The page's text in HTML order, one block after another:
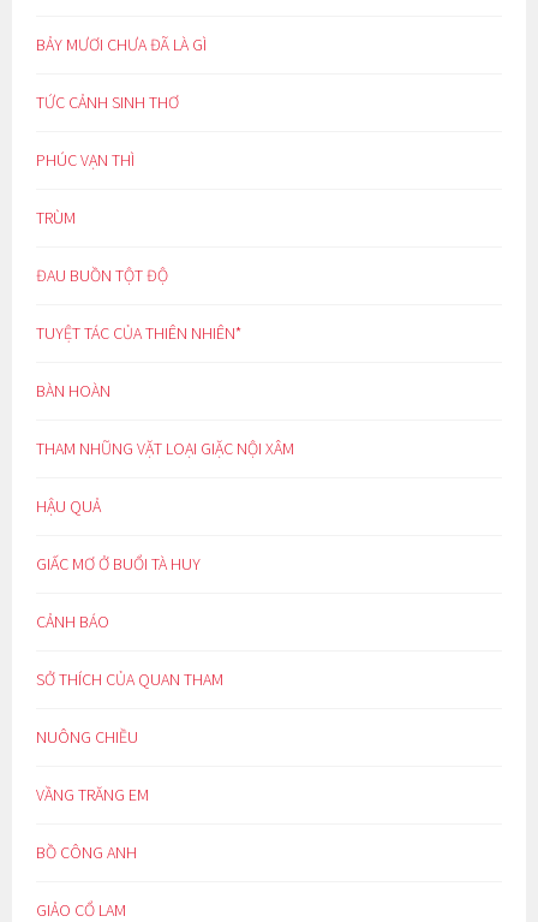
BẢY MƯƠI CHƯA ĐÃ LÀ GÌ
TỨC CẢNH SINH THƠ
PHÚC VẠN THÌ
TRÙM
ĐAU BUỒN TỘT ĐỘ
TUYỆT TÁC CỦA THIÊN NHIÊN*
BÀN HOÀN
THAM NHŨNG VẶT LOẠI GIẶC NỘI XÂM
HẬU QUẢ
GIẤC MƠ Ở BUỔI TÀ HUY
CẢNH BÁO
SỞ THÍCH CỦA QUAN THAM
NUÔNG CHIỀU
VẦNG TRĂNG EM
BỒ CÔNG ANH
GIẢO CỔ LAM